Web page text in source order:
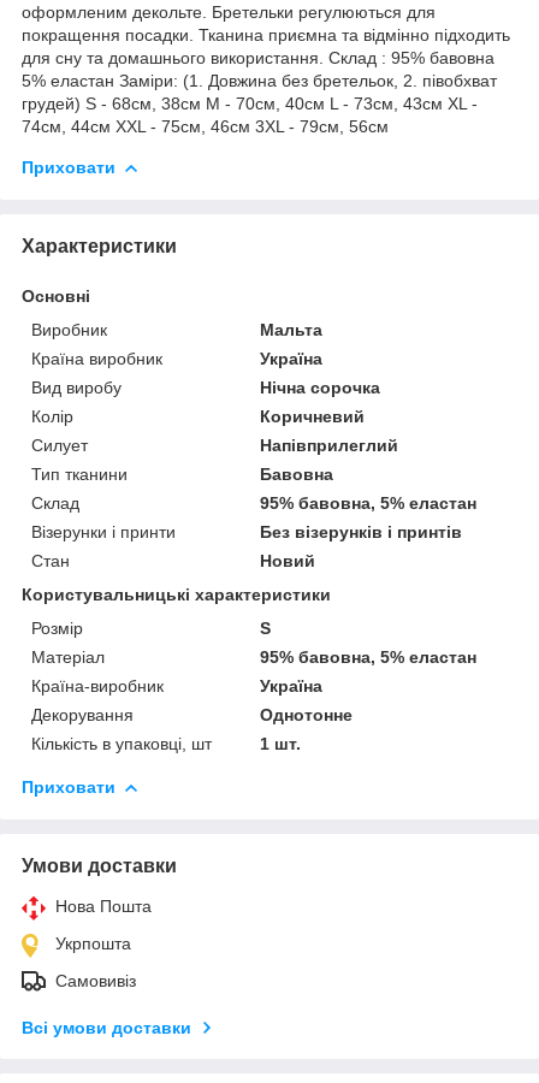
оформленим декольте. Бретельки регулюються для
покращення посадки. Тканина приємна та відмінно підходить
для сну та домашнього використання. Склад : 95% бавовна
5% еластан Заміри: (1. Довжина без бретельок, 2. півобхват
грудей) S - 68см, 38см M - 70см, 40см L - 73см, 43см XL -
74см, 44см XXL - 75см, 46см 3XL - 79см, 56см
Приховати
Характеристики
Основні
Виробник
Мальта
Країна виробник
Україна
Вид виробу
Нічна сорочка
Колір
Коричневий
Силует
Напівприлеглий
Тип тканини
Бавовна
Склад
95% бавовна, 5% еластан
Візерунки і принти
Без візерунків і принтів
Стан
Новий
Користувальницькі характеристики
Розмір
S
Матеріал
95% бавовна, 5% еластан
Країна-виробник
Україна
Декорування
Однотонне
Кількість в упаковці, шт
1 шт.
Приховати
Умови доставки
Нова Пошта
Укрпошта
Самовивіз
Всі умови доставки